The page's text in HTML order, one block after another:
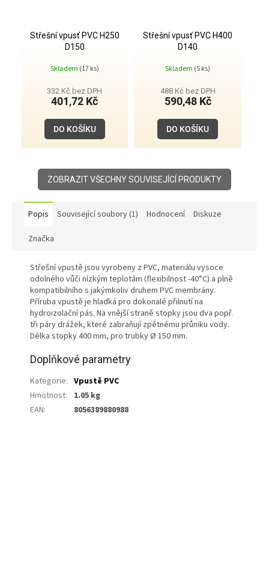
Střešní vpusť PVC H250
D150
Skladem (17 ks)
332 Kč bez DPH
401,72 Kč
DO KOŠÍKU
Střešní vpusť PVC H400
D140
Skladem (5 ks)
488 Kč bez DPH
590,48 Kč
DO KOŠÍKU
ZOBRAZIT VŠECHNY SOUVISEJÍCÍ PRODUKTY
Popis Související soubory (1) Hodnocení Diskuze
Značka
Střešní vpustě jsou vyrobeny z PVC, materiálu vysoce
odolného vůči nízkým teplotám (flexibilnost -40°C) a plně
kompatibilního s jakýmkoliv druhem PVC membrány.
Příruba vpustě je hladká pro dokonalé přilnutí na
hydroizolační pás. Na vnější straně stopky jsou dva popř.
tři páry drážek, které zabraňují zpětnému průniku vody.
Délka stopky 400 mm, pro trubky Ø 150 mm.
Doplňkové parametry
Kategorie: Vpustě PVC
Hmotnost:
1.05 kg
EAN: 8056389880988